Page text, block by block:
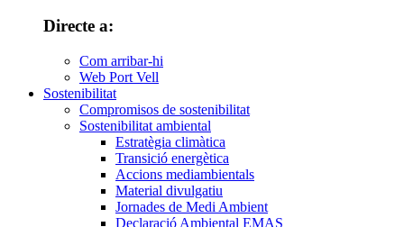
Directe a:
Com arribar-hi
Web Port Vell
Sostenibilitat
Compromisos de sostenibilitat
Sostenibilitat ambiental
Estratègia climàtica
Transició energètica
Accions mediambientals
Material divulgatiu
Jornades de Medi Ambient
Declaració Ambiental EMAS